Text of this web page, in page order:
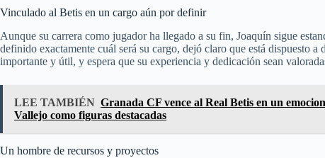
Vinculado al Betis en un cargo aún por definir
Aunque su carrera como jugador ha llegado a su fin, Joaquín sigue
definido exactamente cuál será su cargo, dejó claro que está dispuesto
importante y útil, y espera que su experiencia y dedicación sean
LEE TAMBIÉN Granada CF vence al Real Betis en un
Vallejo como figuras destacadas
Un hombre de recursos y proyectos